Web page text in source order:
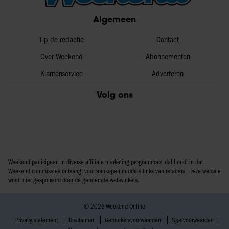
partners kunnen deze gegevens combineren met andere
informatie die u aan ze heeft verstrekt of die ze hebben
gaat akkoord met onze cookies als u onze website blijft
gebruiken.
Algemeen
Tip de redactie
Over Weekend
Klantenservice
Contact
Abonnementen
Adverteren
Volg ons
Weekend participeert in diverse affiliate marketing programma’s, dat houdt in dat
Weekend commissies ontvangt voor aankopen middels links van retailers. Deze website
wordt niet gesponsord door de genoemde webwinkels.
© 2026 Weekend Online
Privacy statement
Disclaimer Gebruikersvoorwaarden
Spelvoorwaarden